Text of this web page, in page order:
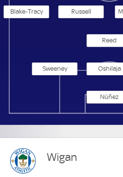
Núñez
Oshilaja
Sweeney
Reed
Russell
Blake-Tracy
Wigan